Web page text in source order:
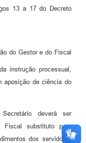
13 a 17 do Decreto
do Gestor e do Fiscal
instrução processual,
aposição de ciência do
deverá ser
Fiscal substituto para
dos servidores